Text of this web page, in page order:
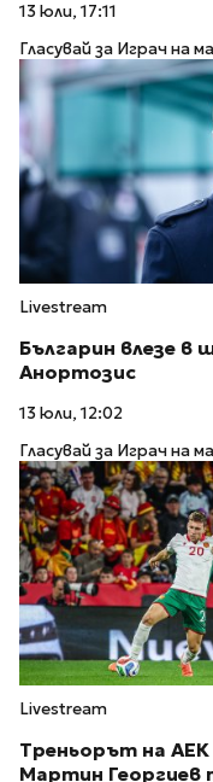
13 юли, 17:11
Гласувай за Играч на
Livestream
Българин влезе в
Анортозис
13 юли, 12:02
Гласувай за Играч на
Livestream
Треньорът на АЕК
Мартин Георгиев